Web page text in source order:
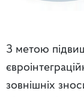
З метою
зовнішніх